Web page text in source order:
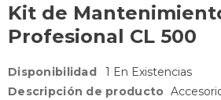
Kit de
Profesional CL 500
Disponibilidad
1 En Existencias
Descripción de producto